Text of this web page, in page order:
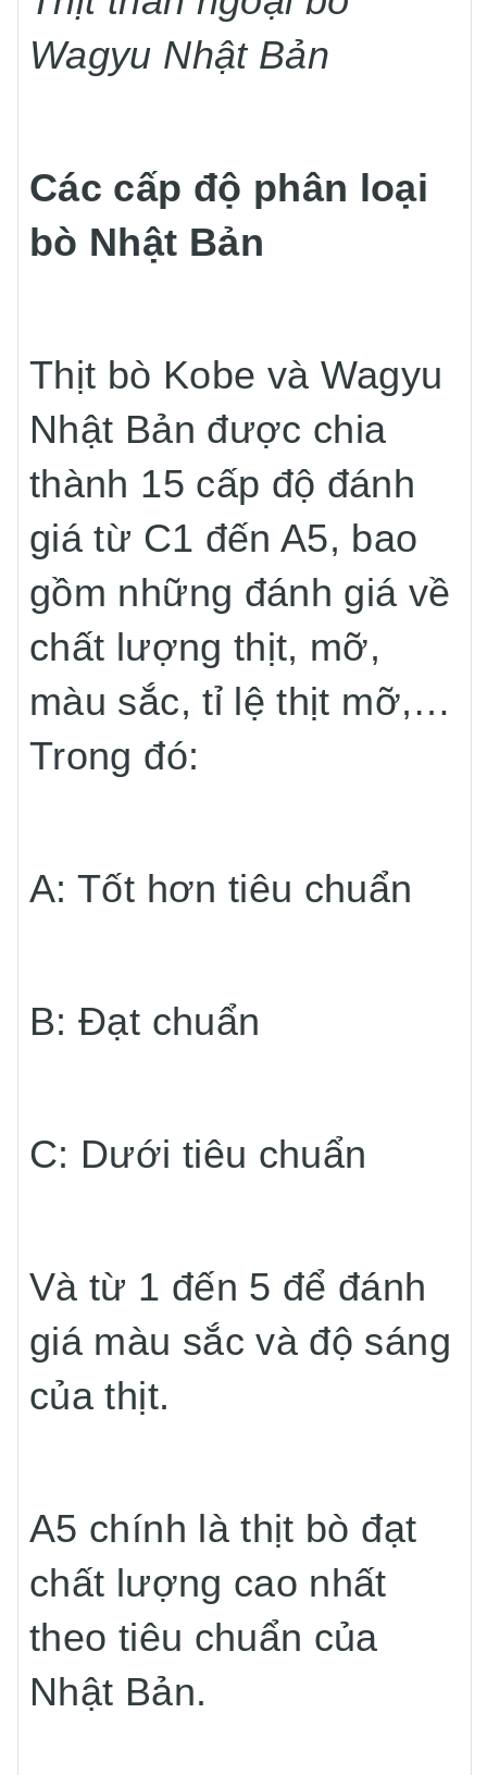
Wagyu Nhật Bản
Các cấp độ phân loại
bò Nhật Bản
Thịt bò Kobe và Wagyu
Nhật Bản được chia
thành 15 cấp độ đánh
giá từ C1 đến A5, bao
gồm những đánh giá về
chất lượng thịt, mỡ,
màu sắc, tỉ lệ thịt mỡ,…
Trong đó:
A: Tốt hơn tiêu chuẩn
B: Đạt chuẩn
C: Dưới tiêu chuẩn
Và từ 1 đến 5 để đánh
giá màu sắc và độ sáng
của thịt.
A5 chính là thịt bò đạt
chất lượng cao nhất
theo tiêu chuẩn của
Nhật Bản.